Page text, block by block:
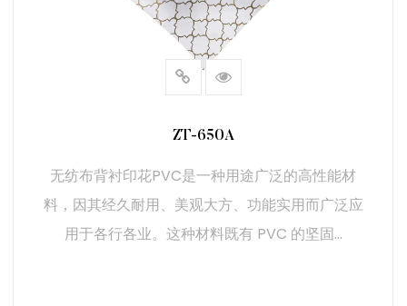
ZT-650A
无纺布背衬印花PVC是一种用途广泛的高性能材
料，因其经久耐用、美观大方、功能实用而广泛应
用于各行各业。这种材料既有 PVC 的坚固...